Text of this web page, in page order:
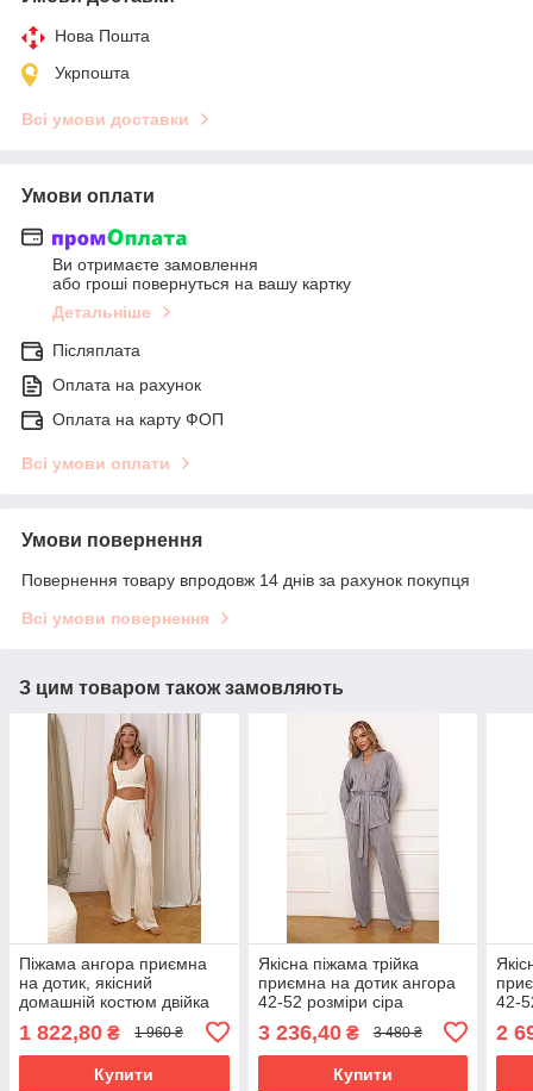
Нова Пошта
Укрпошта
Всі умови доставки
Умови оплати
Ви отримаєте замовлення
або гроші повернуться на вашу картку
Детальніше
Післяплата
Оплата на рахунок
Оплата на карту ФОП
Всі умови оплати
Умови повернення
Повернення товару впродовж 14 днів за рахунок покупця
Всі умови повернення
З цим товаром також замовляють
Піжама ангора приємна
на дотик, якісний
домашній костюм двійка
1 822,80 ₴ 1 960 ₴
Купити
Якісна піжама трійка
приємна на дотик ангора
42-52 розміри сіра
3 236,40₴ 3 480 ₴
Купити
42-
2